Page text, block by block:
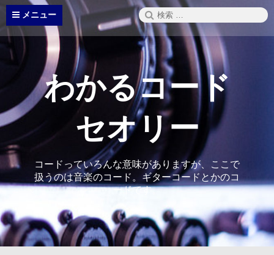
コ
テ
ン
ッ
プ
メニュー
検
索:
わかるコード
セオリー
コードっていろんな意味がありますが、ここで
扱うのは音楽のコード。ギターコードとかのコ
ードです。